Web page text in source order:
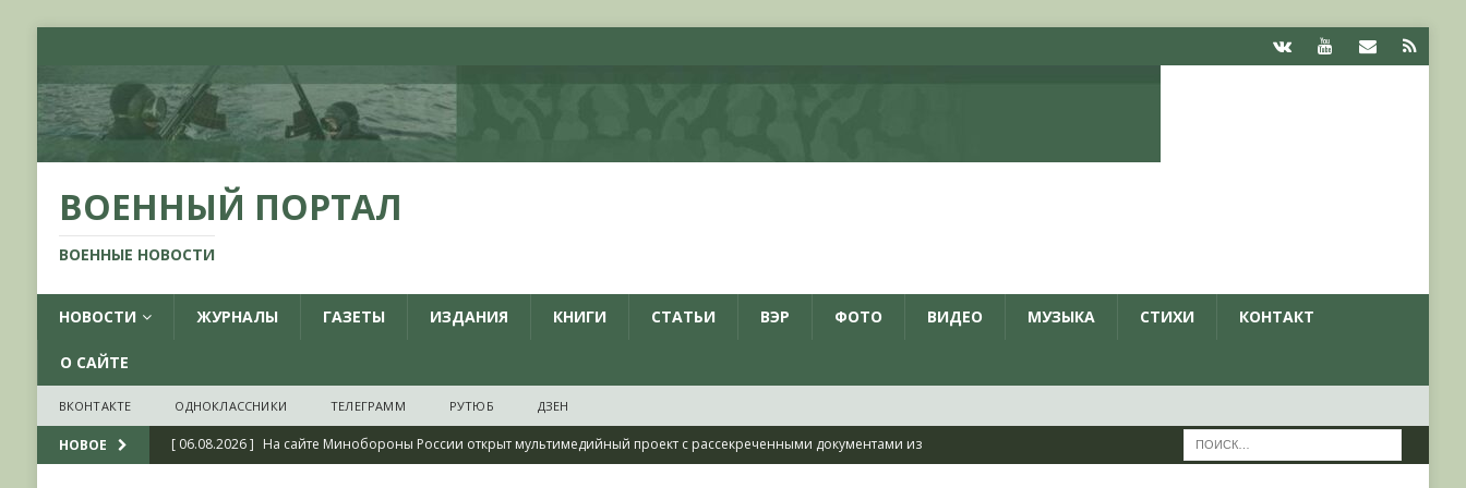
ВОЕННЫЙ ПОРТАЛ
ВОЕННЫЕ НОВОСТИ
НОВОСТИ ЖУРНАЛЫ ГАЗЕТЫ ИЗДАНИЯ КНИГИ СТАТЬИ ВЭР ФОТО ВИДЕО МУЗЫКА СТИХИ КОНТАКТ
О САЙТЕ
ВКОНТАКТЕ ОДНОКЛАССНИКИ ТЕЛЕГРАММ РУТЮБ ДЗЕН
НОВОЕ [ 06.08.2026 ] На сайте Минобороны России открыт мультимедийный проект с рассекреченными документами из